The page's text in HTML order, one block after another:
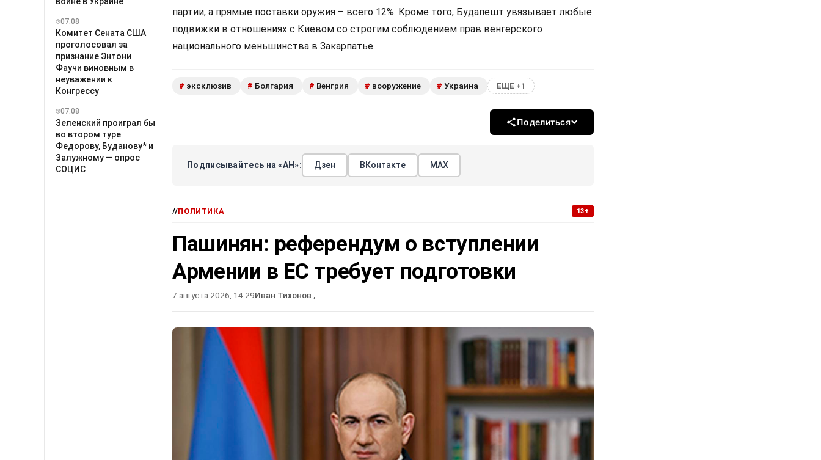
07.08
Комитет Сената США
проголосовал за
признание Энтони
Фаучи виновным в
неуважении к
Конгрессу
07.08
Зеленский проиграл бы
во втором туре
Федорову, Буданову* и
Залужному — опрос
СОЦИС
партии, а прямые поставки оружия – всего 12%. Кроме того, Будапешт увязывает любые
подвижки в отношениях с Киевом со строгим соблюдением прав венгерского
национального меньшинства в Закарпатье.
# эксклюзив # Болгария # Венгрия # вооружение # Украина ЕЩЕ +1
Поделиться
Подписывайтесь на «АН»: Дзен ВКонтакте МАХ
//ПОЛИТИКА 13+
Пашинян: референдум о вступлении
Армении в ЕС требует подготовки
7 августа 2026, 14:29Иван Тихонов ,